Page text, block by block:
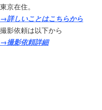
東京在住。
→詳しいことはこちらから
撮影依頼は以下から
→撮影依頼詳細